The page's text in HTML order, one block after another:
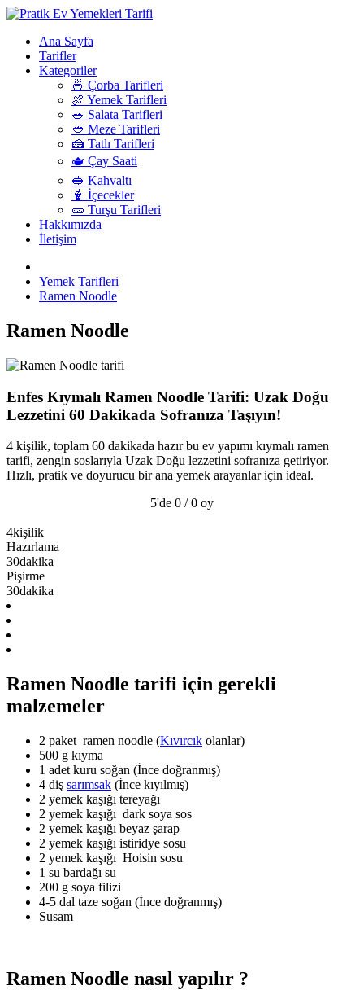
Ana Sayfa
Tarifler
Kategoriler
🍜 Çorba Tarifleri
🍖 Yemek Tarifleri
🥗 Salata Tarifleri
🥙 Meze Tarifleri
🍰 Tatlı Tarifleri
🫖 Çay Saati
🥪 Kahvaltı
🧋 İçecekler
🥒 Turşu Tarifleri
Hakkımızda
İletişim
Yemek Tarifleri
Ramen Noodle
Ramen Noodle
Enfes Kıymalı Ramen Noodle Tarifi: Uzak Doğu
Lezzetini 60 Dakikada Sofranıza Taşıyın!
4 kişilik, toplam 60 dakikada hazır bu ev yapımı kıymalı ramen
tarifi, zengin soslarıyla Uzak Doğu lezzetini sofranıza getiriyor.
Hızlı, pratik ve doyurucu bir ana yemek arayanlar için ideal.
5'de 0 / 0 oy
4kişilik
Hazırlama
30dakika
Pişirme
30dakika
Ramen Noodle tarifi için gerekli
malzemeler
2 paket ramen noodle (Kıvırcık olanlar)
500 g kıyma
1 adet kuru soğan (İnce doğranmış)
4 diş sarımsak (İnce kıyılmış)
2 yemek kaşığı tereyağı
2 yemek kaşığı dark soya sos
2 yemek kaşığı beyaz şarap
2 yemek kaşığı istiridye sosu
2 yemek kaşığı Hoisin sosu
1 su bardağı su
200 g soya filizi
4-5 dal taze soğan (İnce doğranmış)
Susam
Ramen Noodle nasıl yapılır ?